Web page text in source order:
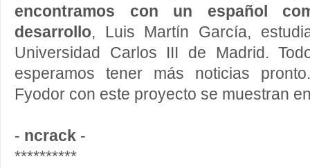
encontramos con un español
desarrollo, Luis Martín García,
Universidad Carlos III de Madrid.
esperamos tener más noticias
Fyodor con este proyecto se muestran
- ncrack -
**********